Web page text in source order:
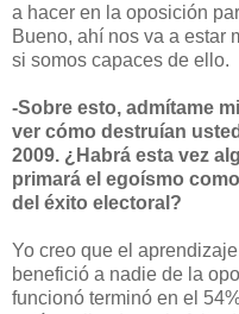
a hacer en la oposición
Bueno, ahí nos va a estar
si somos capaces de ello.
-Sobre esto, admítame
ver cómo destruían
2009. ¿Habrá esta vez
primará el egoísmo
del éxito electoral?
Yo creo que el
benefició a nadie de la
funcionó terminó en el